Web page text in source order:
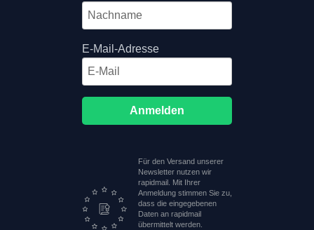
E-Mail-Adresse
Anmelden
Für den Versand unserer
Newsletter nutzen wir
rapidmail. Mit Ihrer
Anmeldung stimmen Sie zu,
dass die eingegebenen
Daten an rapidmail
übermittelt werden.